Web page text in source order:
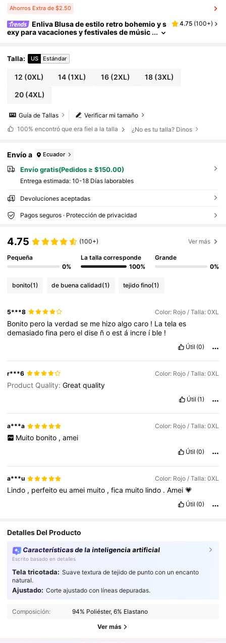
Ahorros Extra de $2.50
Enliva Blusa de estilo retro bohemio y s
exy para vacaciones y festivales de músic
anadas de malla transparente en escote en V.
Blusa de invierno para siluetas redondeadas y
en forma de manzana.
4.75 (100+)
Talla: US Estándar
12 (0XL) 14 (1XL) 16(2XL) 18(3XL)
20(4XL)
Verificar mi tamaño
Guía de Tallas
100% encontró que era fiel a la talla ¿No es tu talla? Dinos
Envío a Ecuador
Envío gratis(Pedidos ≥ $150.00)
Entrega estimada: 10-18 Días laborables
Devoluciones aceptadas
Pagos seguros · Protección de privacidad
4.75 (100+) Ver más
Pequeña
0%
La talla corresponde
100%
Grande
0%
bonito(1) de buena calidad(1) tejido fino(1)
5***8 Color: Rojo / Talla: 0XL
Bonito pero laverdadse me hizoalgocaro ! Latelaes
demasiadofina peroeldise ñoestá incre í ble !
Útil (0)
r***6 Color: Rojo / Talla: 0XL
Product Quality:Greatquality
Útil (1)
a***a Color: Rojo / Talla: 0XL
Muito bonito , amei
Útil (0)
a***u Color: Rojo / Talla: 0XL
Lindo , perfeitoeuamei muito ,fica muito lindo .Amei💗
Útil (0)
Detalles Del Producto
Características de la inteligencia artificial
Escrito basado en detalles
Tela tricotada: Suave textura de tejido de punto con un encanto
natural.
Ajustado: Corte ajustado con líneas depuradas.
Composición: 94% Poliéster, 6% Elastano
Ver más
107K Seguidores
107K Seguidores